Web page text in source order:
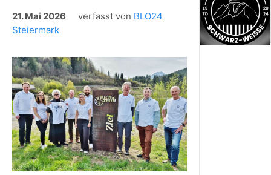
21. Mai 2026 verfasst von BLO24
Steiermark